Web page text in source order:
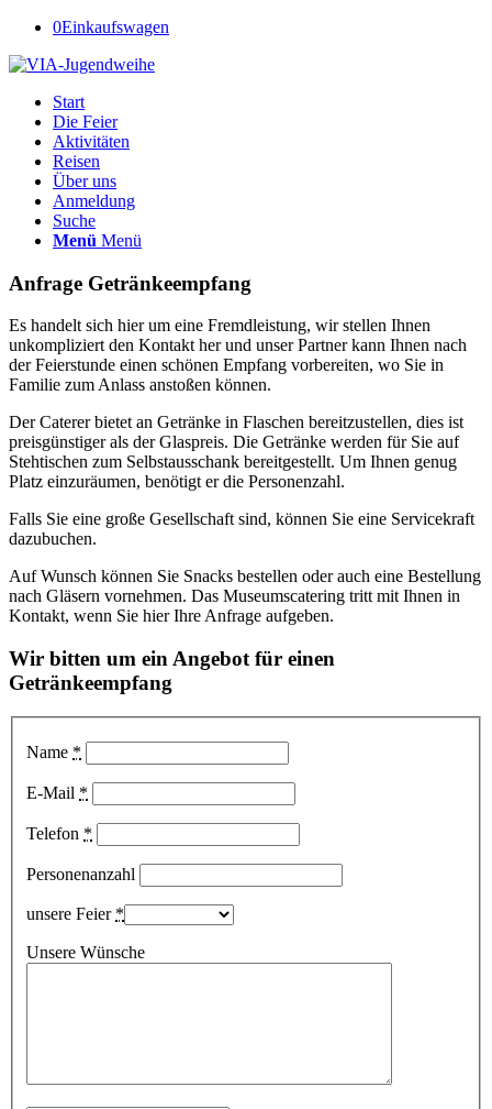
0Einkaufswagen
Start
Die Feier
Aktivitäten
Reisen
Über uns
Anmeldung
Suche
Menü Menü
Anfrage Getränkeempfang
Es handelt sich hier um eine Fremdleistung, wir stellen Ihnen
unkompliziert den Kontakt her und unser Partner kann Ihnen nach
der Feierstunde einen schönen Empfang vorbereiten, wo Sie in
Familie zum Anlass anstoßen können.
Der Caterer bietet an Getränke in Flaschen bereitzustellen, dies ist
preisgünstiger als der Glaspreis. Die Getränke werden für Sie auf
Stehtischen zum Selbstausschank bereitgestellt. Um Ihnen genug
Platz einzuräumen, benötigt er die Personenzahl.
Falls Sie eine große Gesellschaft sind, können Sie eine Servicekraft
dazubuchen.
Auf Wunsch können Sie Snacks bestellen oder auch eine Bestellung
nach Gläsern vornehmen. Das Museumscatering tritt mit Ihnen in
Kontakt, wenn Sie hier Ihre Anfrage aufgeben.
Wir bitten um ein Angebot für einen
Getränkeempfang
Name *
E-Mail *
Telefon *
Personenanzahl
unsere Feier *
Unsere Wünsche